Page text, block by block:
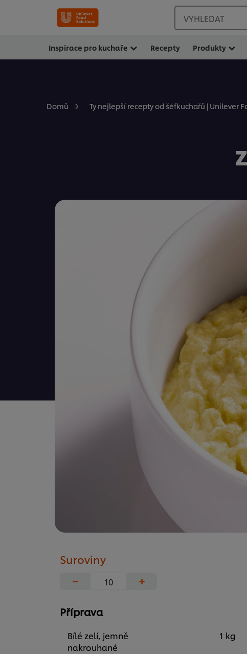
VYHLEDAT
Inspirace pro kuchaře Recepty Produkty
Domů Ty nejlepší recepty od šéfkuchařů | Unilever
Suroviny
−
+
Příprava
Bílé zelí, jemně
nakrouhané
1 kg